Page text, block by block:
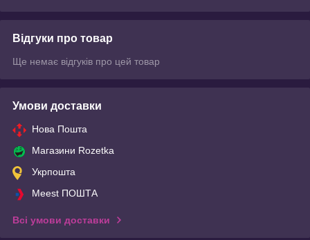
Відгуки про товар
Ще немає відгуків про цей товар
Умови доставки
Нова Пошта
Магазини Rozetka
Укрпошта
Meest ПОШТА
Всі умови доставки